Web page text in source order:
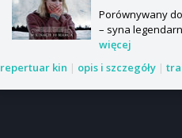
Porównywany do
– syna
więcej
repertuar kin | opis i szczegóły |